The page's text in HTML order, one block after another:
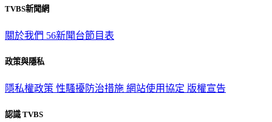
TVBS新聞網
關於我們 56新聞台節目表
政策與隱私
隱私權政策 性騷擾防治措施 網站使用協定 版權宣告
認識 TVBS